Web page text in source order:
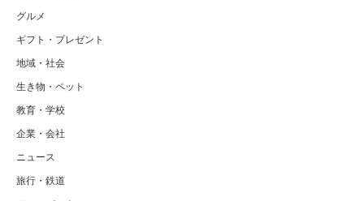
グルメ
ギフト・プレゼント
地域・社会
生き物・ペット
教育・学校
企業・会社
ニュース
旅行・鉄道